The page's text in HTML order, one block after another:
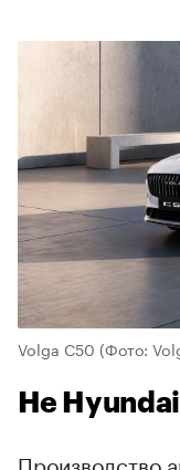
Volga C50 (Фото:
Не
Производство